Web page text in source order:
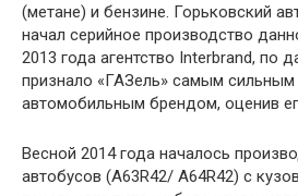
(метане) и бензине. Горьковский
начал серийное производство
2013 года агентство Interbrand, по
признало «ГАЗель» самым сильным
автомобильным брендом, оценив
Весной 2014 года началось
автобусов (A63R42/ A64R42) с